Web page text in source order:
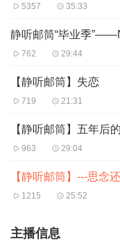
5357 35:33
静听邮筒“毕业季
762 29:44
【静听邮筒】失恋
719 21:31
【静听邮筒】五年后
963 29:04
【静听邮筒】---思念
1215 25:52
主播信息